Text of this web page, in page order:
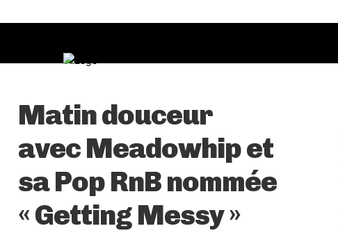
Matin douceur
avec Meadowhip et
sa Pop RnB nommée
« Getting Messy »